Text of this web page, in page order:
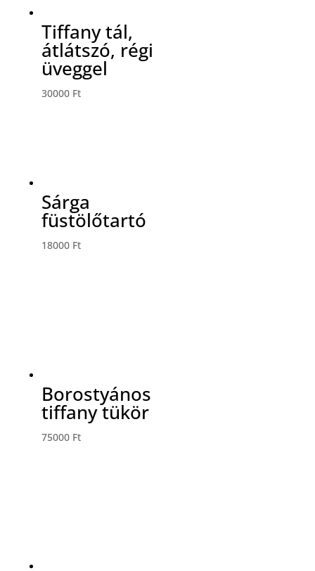
Tiffany tál,
átlátszó, régi
üveggel
30000 Ft
Sárga
füstölőtartó
18000 Ft
Borostyános
tiffany tükör
75000 Ft